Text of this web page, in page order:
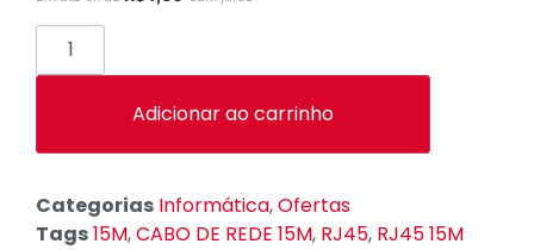
Adicionar ao carrinho
Categorias Informática,Ofertas
Tags15M,CABO DE REDE 15M, RJ45, RJ45 15M